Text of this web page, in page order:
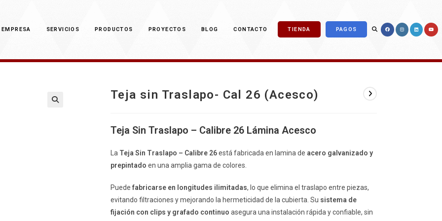
EMPRESA SERVICIOS PRODUCTOS PROYECTOS BLOG CONTACTO TIENDA PAGOS ALTERNAR
Teja sin Traslapo- Cal 26 (Acesco)
Teja Sin Traslapo – Calibre 26 Lámina Acesco
La Teja Sin Traslapo – Calibre 26está fabricada en lamina de acero galvanizado y
prepintado en una amplia gama de colores.
Puede fabricarse en longitudes ilimitadas, lo que elimina el traslapo entre piezas,
evitando filtraciones y mejorando la hermeticidad de la cubierta. Su sistema de
fijación con clips y grafado continuo asegura una instalación rápida y confiable, sin